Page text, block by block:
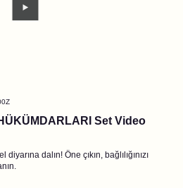
Set Video
dalın! Öne çıkın, bağlılığınızı